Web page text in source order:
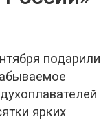
подарили
ярких